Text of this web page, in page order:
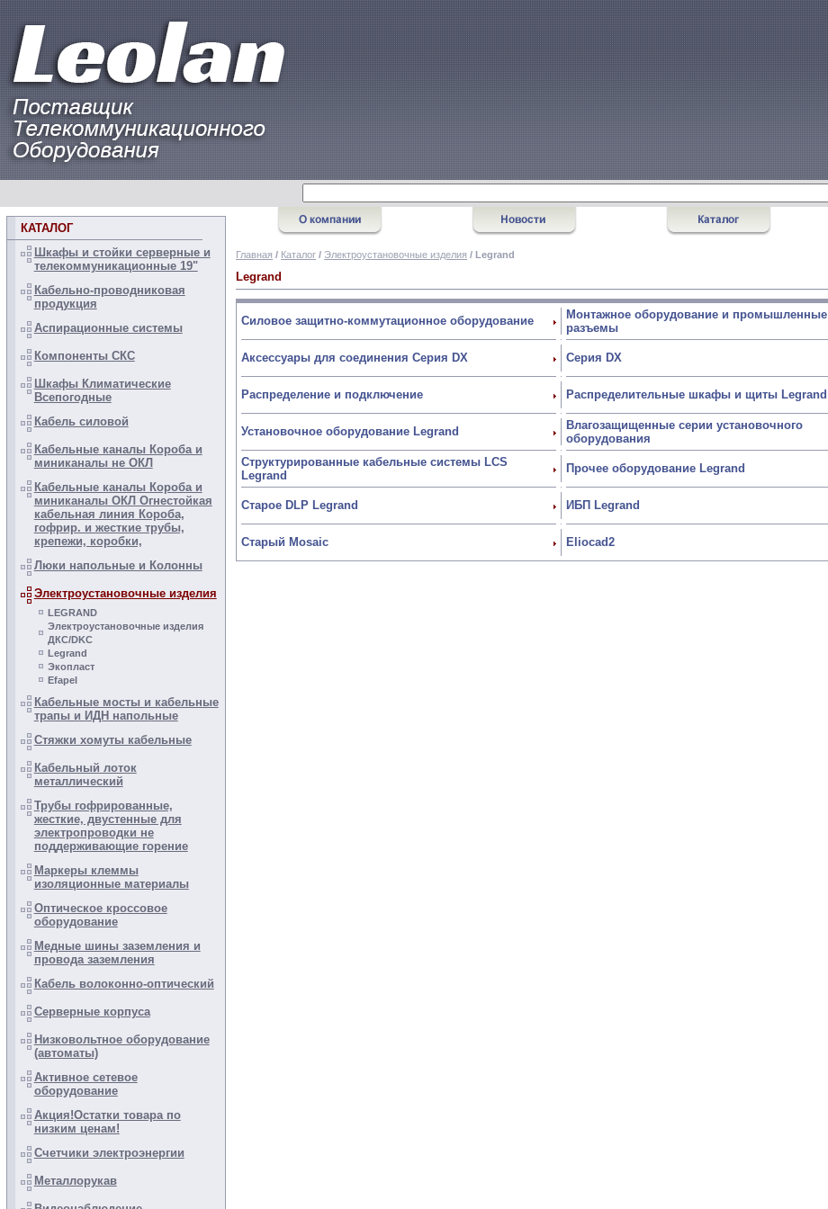
КАТАЛОГ
Шкафы и стойки серверные и
телекоммуникационные 19"
Кабельно-проводниковая
продукция
Аспирационные системы
Компоненты СКС
Шкафы Климатические
Всепогодные
Кабель силовой
Кабельные каналы Короба и
миниканалы не ОКЛ
Кабельные каналы Короба и
миниканалы ОКЛ Огнестойкая
кабельная линия Короба,
гофрир. и жесткие трубы,
крепежи, коробки,
Люки напольные и Колонны
Электроустановочные изделия
LEGRAND
Электроустановочные изделия
ДКС/DKC
Legrand
Экопласт
Efapel
Кабельные мосты и кабельные
трапы и ИДН напольные
Стяжки хомуты кабельные
Кабельный лоток
металлический
Трубы гофрированные,
жесткие, двустенные для
электропроводки не
поддерживающие горение
Маркеры клеммы
изоляционные материалы
Оптическое кроссовое
оборудование
Медные шины заземления и
провода заземления
Кабель волоконно-оптический
Серверные корпуса
Низковольтное оборудование
(автоматы)
Активное сетевое
оборудование
Акция!Остатки товара по
низким ценам!
Счетчики электроэнергии
Металлорукав
Главная / Каталог / Электроустановочные изделия / Legrand
Legrand
Силовое защитно-коммутационное оборудование
Монтажное оборудование и промышленные
разъемы
Аксессуары для соединения Серия DX Серия DX
Распределение и подключение Распределительные шкафы и щиты Legrand
Установочное оборудование Legrand
Влагозащищенные серии установочного
оборудования
Структурированные кабельные системы LCS
Legrand
Прочее оборудование Legrand
Старое DLP Legrand ИБП Legrand
Старый Mosaic Eliocad2